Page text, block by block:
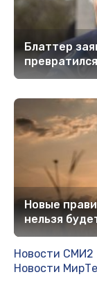
Блаттер
Новые
нельзя
Новости СМИ2
Новости